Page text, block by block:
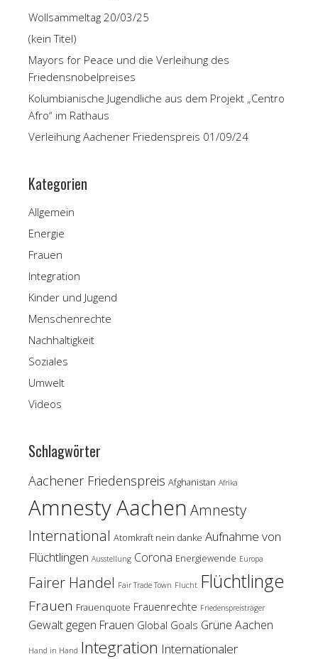
Wollsammeltag 20/03/25
(kein Titel)
Mayors for Peace und die Verleihung des
Friedensnobelpreises
Kolumbianische Jugendliche aus dem Projekt „Centro
Afro“ im Rathaus
Verleihung Aachener Friedenspreis 01/09/24
Kategorien
Allgemein
Energie
Frauen
Integration
Kinder und Jugend
Menschenrechte
Nachhaltigkeit
Soziales
Umwelt
Videos
Schlagwörter
Aachener Friedenspreis Afghanistan Afrika
Amnesty Aachen Amnesty
International Atomkraft nein danke Aufnahme von
Flüchtlingen Ausstellung Corona Energiewende Europa
Fairer Handel Fair Trade Town Flucht Flüchtlinge
Frauen Frauenquote Frauenrechte Friedenspreisträger
Gewalt gegen Frauen Global Goals Grüne Aachen
Hand in Hand Integration Internationaler